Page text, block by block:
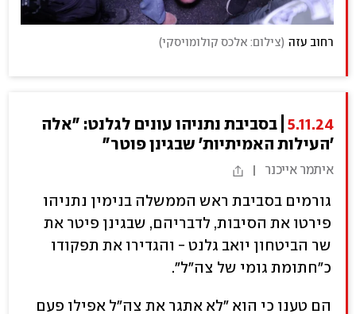
רחוב עזה (צילום: אלכס קולומויסקי)
5.11.24
בסביבת נתניהו עונים לגלנט: "אלה
'העילות האמיתיות' שבגינן פוטר"
איתמר אייכנר
גורמים בסביבת ראש הממשלה בנימין נתניהו
פירטו את הסיבות, לדבריהם, שבגינן פיטר את
שר הביטחון יואב גלנט - והגדירו את תפקודו
כ"חתומת גומי של צה"ל".
הם טענו כי הוא "לא אתגר את צה"ל אפילו פעם